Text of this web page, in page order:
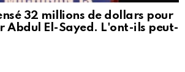
32 millions de dollars pour
Abdul El-Sayed. L'ont-ils peut-